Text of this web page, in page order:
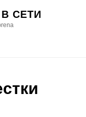
СЕТИ